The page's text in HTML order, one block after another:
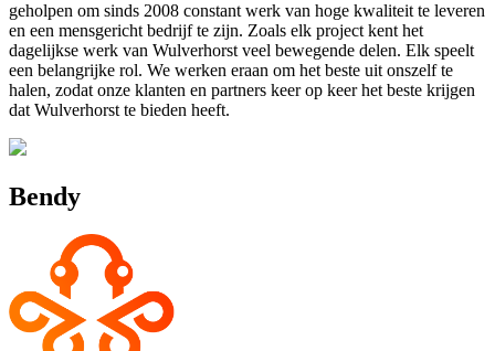
geholpen om sinds 2008 constant werk van hoge kwaliteit te leveren
en een mensgericht bedrijf te zijn. Zoals elk project kent het
dagelijkse werk van Wulverhorst veel bewegende delen. Elk speelt
een belangrijke rol. We werken eraan om het beste uit onszelf te
halen, zodat onze klanten en partners keer op keer het beste krijgen
dat Wulverhorst te bieden heeft.
Bendy